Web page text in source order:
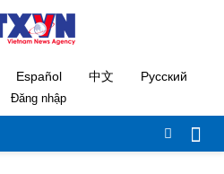
Español 中文 Русский